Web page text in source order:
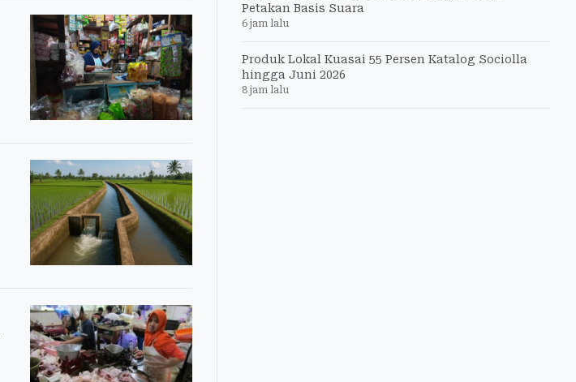
Petakan Basis Suara
6 jam lalu
Produk Lokal Kuasai 55 Persen Katalog Sociolla
hingga Juni 2026
8 jam lalu